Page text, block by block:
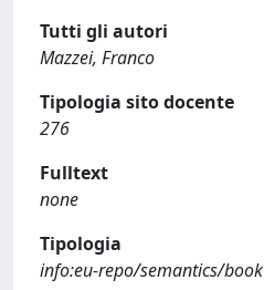
Tutti gli autori
Mazzei, Franco
Tipologia sito docente
276
Fulltext
none
Tipologia
info:eu-repo/semantics/book